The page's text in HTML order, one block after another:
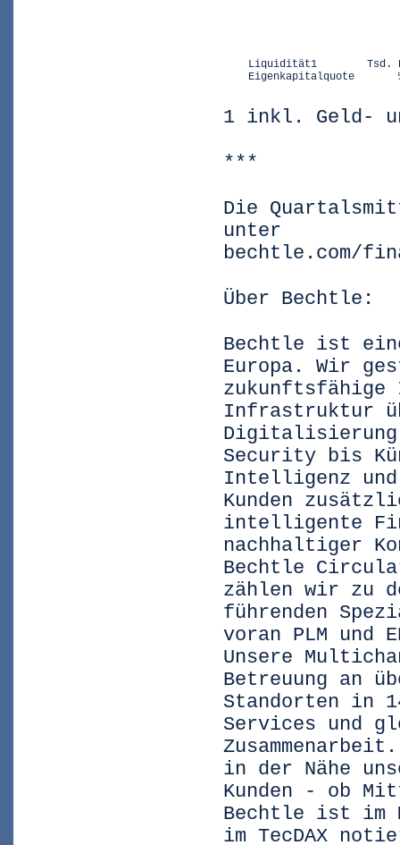
Liquidität1        Tsd.
Eigenkapitalquote
1 inkl. Geld-
***
Die
unter
bechtle.com/
Über Bechtle:
Bechtle ist
Europa. Wir
Infrastruktur
Digitalisierung,
Security bis
Intelligenz und
Kunden
intelligente
nachhaltiger
Bechtle
zählen wir zu
führenden
voran PLM und
Unsere
Betreuung an
Standorten in
Services und
in der Nähe
Kunden - ob
Bechtle ist im
im TecDAX